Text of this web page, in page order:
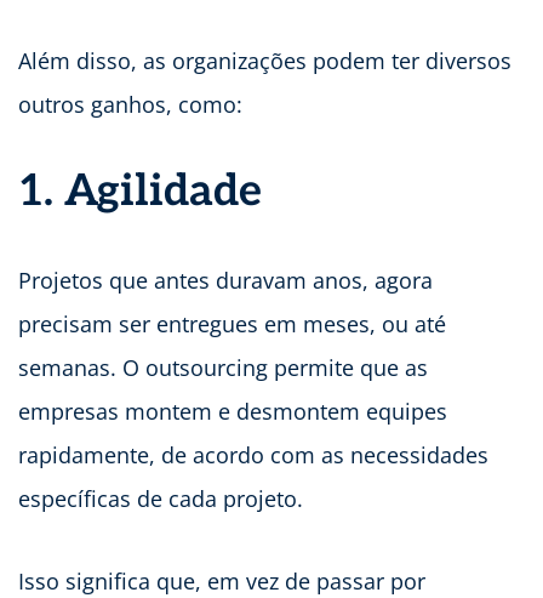
Além disso, as organizações podem ter diversos
outros ganhos, como:
1. Agilidade
Projetos que antes duravam anos, agora
precisam ser entregues em meses, ou até
semanas. O outsourcing permite que as
empresas montem e desmontem equipes
rapidamente, de acordo com as necessidades
específicas de cada projeto.
Isso significa que, em vez de passar por